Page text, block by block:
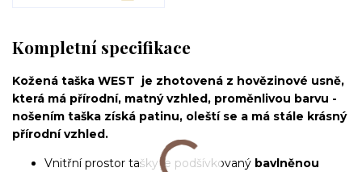
Kompletní specifikace
Kožená taška WEST je zhotovená z hovězinové usně,
která má přírodní, matný vzhled, proměnlivou barvu -
nošením taška získá patinu, oleští se a má stále krásný
přírodní vzhled.
Vnitřní prostor tašky je podšívkovaný bavlněnou